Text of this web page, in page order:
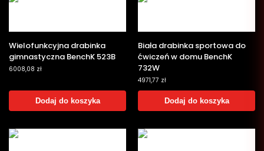
Wielofunkcyjna drabinka
gimnastyczna BenchK 523B
6008,08 zł
Dodaj do koszyka
Biała drabinka sportowa do
ćwiczeń w domu BenchK
732W
4971,77 zł
Dodaj do koszyka